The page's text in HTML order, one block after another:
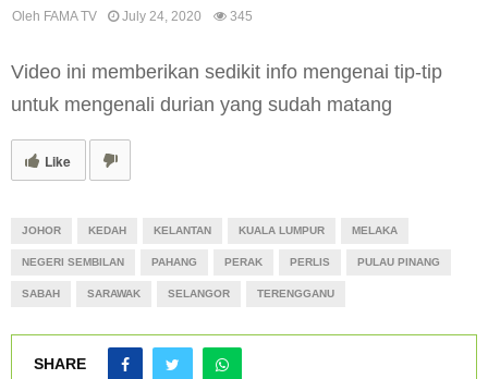
Oleh FAMA TV July 24, 2020 345
Video ini memberikan sedikit info mengenai tip-tip
untuk mengenali durian yang sudah matang
Like
JOHOR KEDAH KELANTAN KUALA LUMPUR MELAKA
NEGERI SEMBILAN PAHANG PERAK PERLIS PULAU PINANG
SABAH SARAWAK SELANGOR TERENGGANU
SHARE